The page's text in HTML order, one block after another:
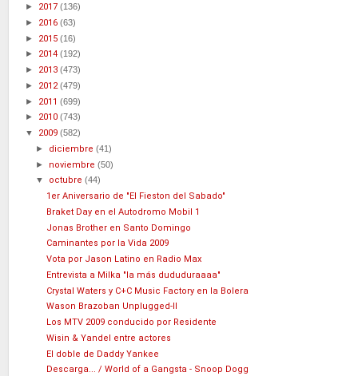
► 2017 (136)
► 2016 (63)
► 2015 (16)
► 2014 (192)
► 2013 (473)
► 2012(479)
► 2011 (699)
► 2010 (743)
▼ 2009 (582)
► diciembre(41)
► noviembre(50)
▼ octubre(44)
1er Aniversario de "El Fieston del Sabado"
Braket Day en el Autodromo Mobil 1
Jonas Brother en Santo Domingo
Caminantes por la Vida 2009
Vota por Jason Latino en Radio Max
Entrevista a Milka "la más dududuraaaa"
Crystal Waters y C+C Music Factory en la Bolera
Wason Brazoban Unplugged-II
Los MTV 2009 conducido por Residente
Wisin & Yandel entre actores
El doble de Daddy Yankee
Descarga... / World of a Gangsta - Snoop Dogg